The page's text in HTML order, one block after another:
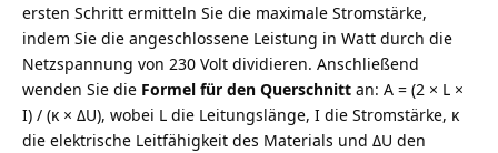
ersten Schritt ermitteln Sie die maximale Stromstärke,
indem Sie die angeschlossene Leistung in Watt durch die
Netzspannung von 230 Volt dividieren. Anschließend
wenden Sie die Formel für den Querschnitt an: A = (2 × L ×
I) / (κ × ΔU), wobei L die Leitungslänge, I die Stromstärke, κ
die elektrische Leitfähigkeit des Materials und ΔU den